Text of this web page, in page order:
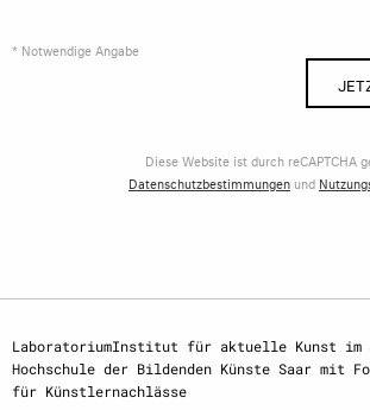
* Notwendige Angabe
Diese Website ist durch reCAPTCHA
Datenschutzbestimmungen und
LaboratoriumInstitut für aktuelle Kunst im
Hochschule der Bildenden Künste Saar mit
für Künstlernachlässe